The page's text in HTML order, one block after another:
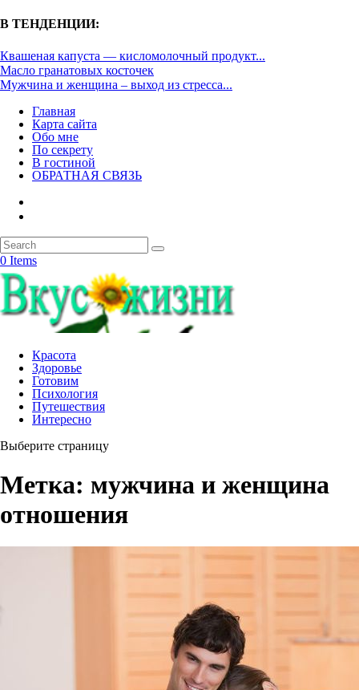
В ТЕНДЕНЦИИ:
Квашеная капуста — кисломолочный продукт...
Масло гранатовых косточек
Мужчина и женщина – выход из стресса...
Главная
Карта сайта
Обо мне
По секрету
В гостиной
ОБРАТНАЯ СВЯЗЬ
0 Items
Красота
Здоровье
Готовим
Психология
Путешествия
Интересно
Выберите страницу
Метка: мужчина и женщина
отношения